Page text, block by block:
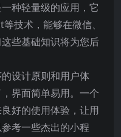
种轻量级的应用，它
技术，能够在微信、
些基础知识将为您后
设计原则和用户体
界面简单易用。一个
好的使用体验，让用
考一些杰出的小程